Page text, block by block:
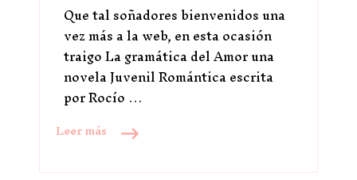
Que tal soñadores bienvenidos una
vez más a la web, en esta ocasión
traigo La gramática del Amor una
novela Juvenil Romántica escrita
por Rocío …
Leer más